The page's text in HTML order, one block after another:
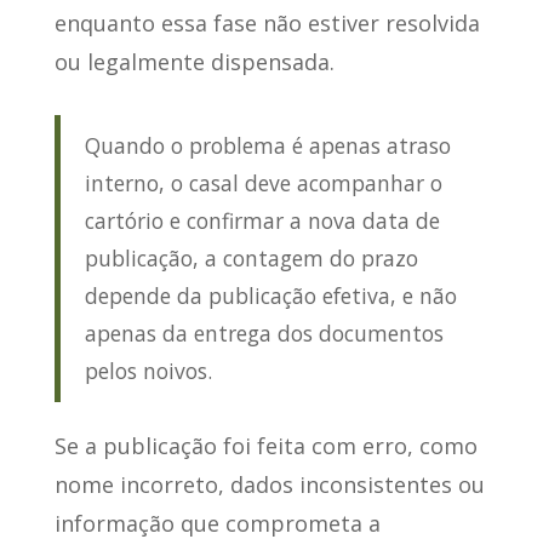
enquanto essa fase não estiver resolvida
ou legalmente dispensada.
Quando o problema é apenas atraso
interno, o casal deve acompanhar o
cartório e confirmar a nova data de
publicação, a contagem do prazo
depende da publicação efetiva, e não
apenas da entrega dos documentos
pelos noivos.
Se a publicação foi feita com erro, como
nome incorreto, dados inconsistentes ou
informação que comprometa a